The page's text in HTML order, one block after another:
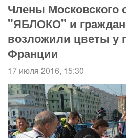
Члены Московского
"ЯБЛОКО" и
возложили цветы у
Франции
17 июля 2016, 15:30